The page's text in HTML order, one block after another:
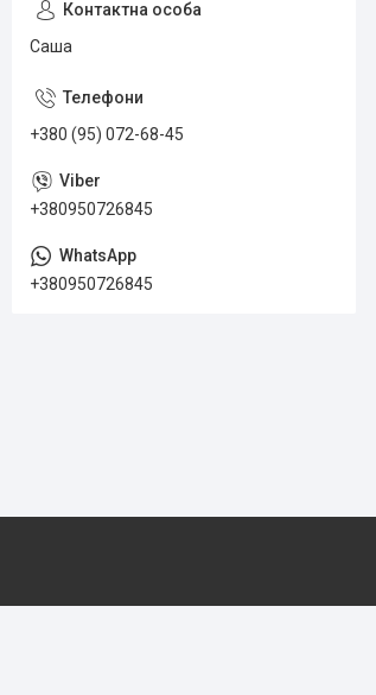
Саша
+380 (95) 072-68-45
+380950726845
+380950726845